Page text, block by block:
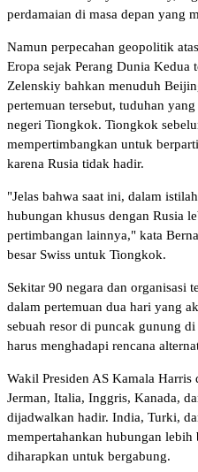
perdamaian di masa depan yang
Namun perpecahan geopolitik
Eropa sejak Perang Dunia Kedua
Zelenskiy bahkan menuduh
pertemuan tersebut, tuduhan
negeri Tiongkok. Tiongkok
mempertimbangkan untuk
karena Rusia tidak hadir.
"Jelas bahwa saat ini, dalam
hubungan khusus dengan Rusia
pertimbangan lainnya," kata
besar Swiss untuk Tiongkok.
Sekitar 90 negara dan organisasi
dalam pertemuan dua hari yang
sebuah resor di puncak gunung
harus menghadapi rencana
Wakil Presiden AS Kamala Harris
Jerman, Italia, Inggris, Kanada,
dijadwalkan hadir. India, Turki,
mempertahankan hubungan lebih
diharapkan untuk bergabung.